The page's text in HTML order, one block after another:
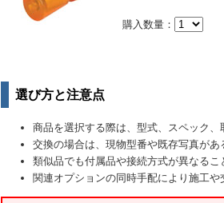
購入数量：
選び方と注意点
商品を選択する際は、型式、スペック
交換の場合は、現物型番や既存写真が
類似品でも付属品や接続方式が異なるこ
関連オプションの同時手配により施工